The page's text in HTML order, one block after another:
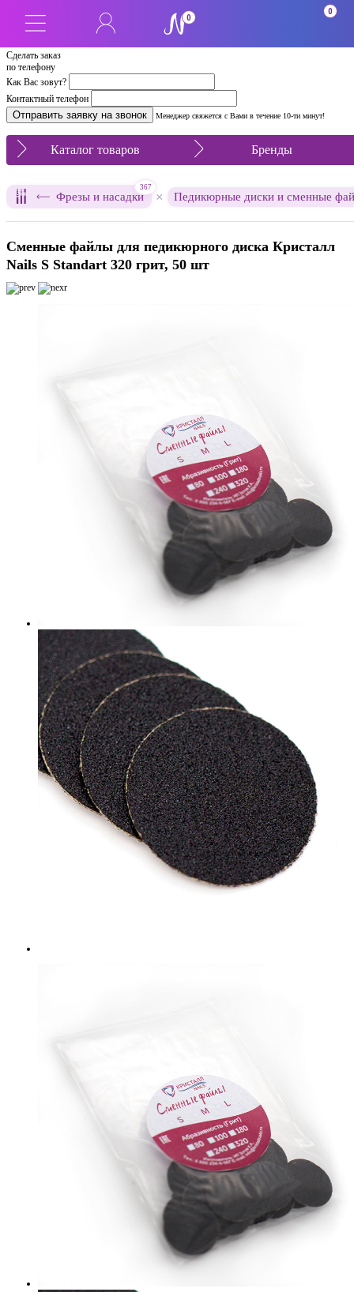
Сделать заказ
по телефону
Как Вас зовут?
Контактный телефон
Менеджер свяжется с Вами в течение 10-ти минут!
0
0
Каталог товаров Бренды
Фрезы и насадки
367
× Педикюрные диски и сменные
Сменные файлы для педикюрного диска Кристалл
Nails S Standart 320 грит, 50 шт